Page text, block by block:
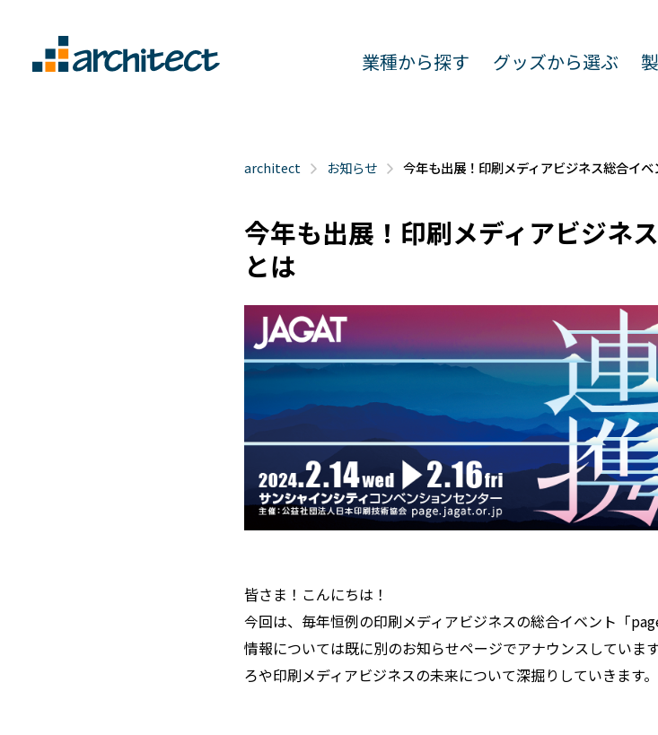
業種から探す グッズから選ぶ
architect お知らせ 今年も出展！印刷メディアビジネス総合イ
今年も出展！印刷メディアビジネス総合イベント「page展」
とは
皆さま！こんにちは！
今回は、毎年恒例の印刷メディアビジネスの総合イベント「
情報については既に別のお知らせページでアナウンスしていま
ろや印刷メディアビジネスの未来について深掘りしていきます。